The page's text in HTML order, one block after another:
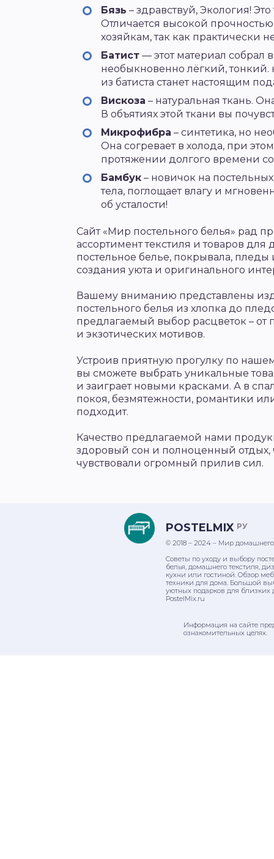
Бязь – здравствуй, Экология!
Отличается высокой
хозяйкам, так как практически
Батист — этот материал собрал
необыкновенно лёгкий,
из батиста станет настоящим
Вискоза – натуральная ткань.
В объятиях этой ткани вы
Микрофибра – синтетика, но
Она согревает в холода, при
протяжении долгого времени
Бамбук – новичок на
тела, поглощает влагу и
об усталости!
Сайт «Мир постельного белья» рад
ассортимент текстиля и товаров
постельное белье, покрывала,
создания уюта и оригинального
Вашему вниманию представлены
постельного белья из хлопка до
предлагаемый выбор расцветок – от
и экзотических мотивов.
Устроив приятную прогулку по
вы сможете выбрать уникальные
и заиграет новыми красками. А в
покоя, безмятежности, романтики
подходит.
Качество предлагаемой нами
здоровый сон и полноценный
чувствовали огромный прилив сил.
POSTELMIX РУ
© 2018 – 2024 – Мир
Советы по уходу и выбору
белья, домашнего текстиля,
кухни или гостиной. Обзор
техники для дома. Большой
уютных подарков для близких
PostelMix.ru
Информация на сайте
ознакомительных целях.